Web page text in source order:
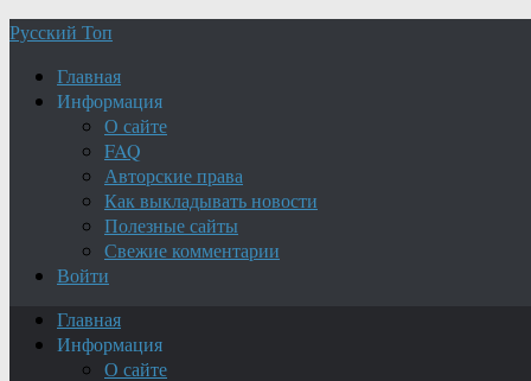
Русский Топ
Главная
Информация
О сайте
FAQ
Авторские права
Как выкладывать новости
Полезные сайты
Свежие комментарии
Войти
Главная
Информация
О сайте